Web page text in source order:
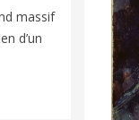
massif
d’un
Cet
grands
imagine...